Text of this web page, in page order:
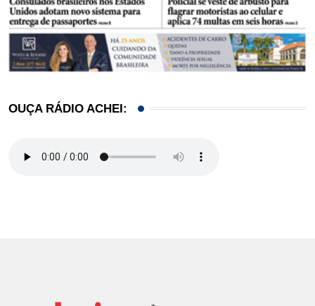
OUÇA RÁDIO ACHEI: